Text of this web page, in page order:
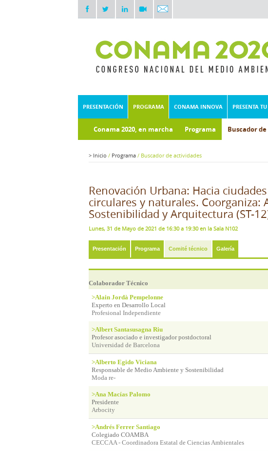
PRESENTACIÓN PROGRAMA CONAMA INNOVA PRESENTA
Conama 2020, en marcha Programa Buscador
> Inicio / Programa / Buscador de actividades
Renovación Urbana: Hacia
circulares y naturales. Coorganiza:
Sostenibilidad y Arquitectura (ST-
Lunes, 31 de Mayo de 2021 de 16:30 a 19:30 en la Sala N102
Presentación Programa Comité técnico Galería
Colaborador Técnico
>Alain Jordà Pempelonne
Experto en Desarrollo Local
Profesional Independiente
>Albert Santasusagna Riu
Profesor asociado e investigador postdoctoral
Universidad de Barcelona
>Alberto Egido Viciana
Responsable de Medio Ambiente y Sostenibilidad
Moda re-
>Ana Macías Palomo
Presidente
Arbocity
>Andrés Ferrer Santiago
Colegiado COAMBA
CECCAA - Coordinadora Estatal de Ciencias Ambientales